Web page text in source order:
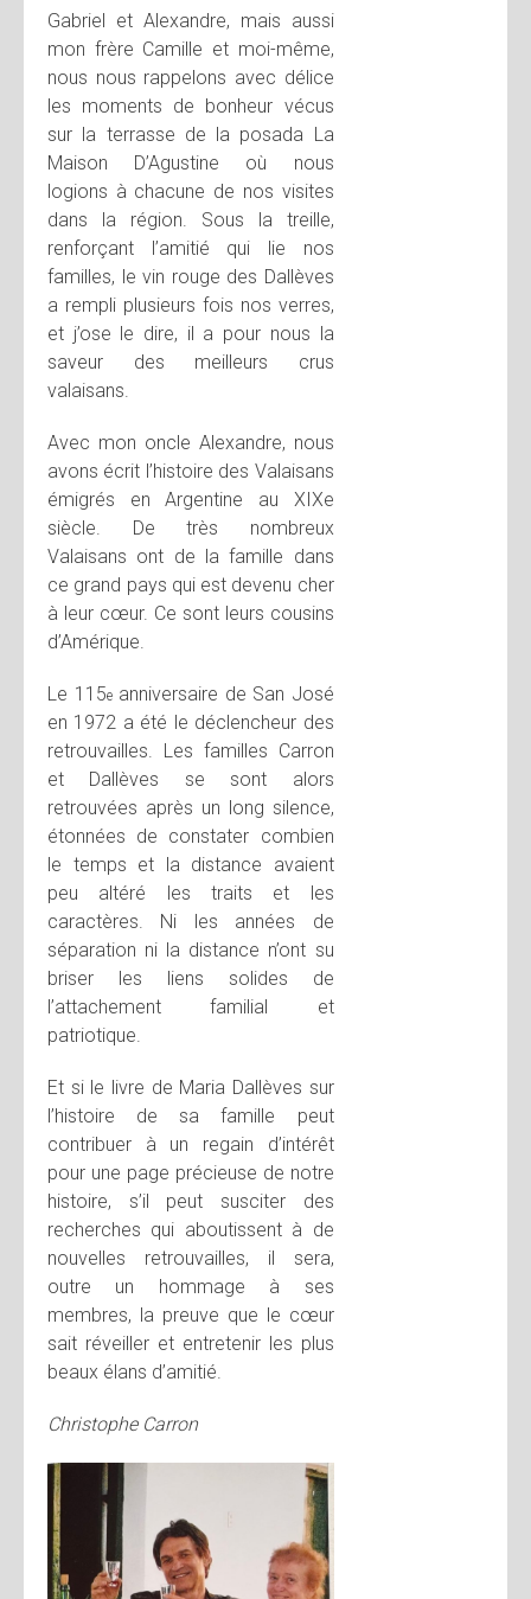
Gabriel et Alexandre, mais aussi
mon frère Camille et moi-même,
nous nous rappelons avec délice
les moments de bonheur vécus
sur la terrasse de la posada La
Maison D’Agustine où nous
logions à chacune de nos visites
dans la région. Sous la treille,
renforçant l’amitié qui lie nos
familles, le vin rouge des Dallèves
a rempli plusieurs fois nos verres,
et j’ose le dire, il a pour nous la
saveur des meilleurs crus
valaisans.
Avec mon oncle Alexandre, nous
avons écrit l’histoire des Valaisans
émigrés en Argentine au XIXe
siècle. De très nombreux
Valaisans ont de la famille dans
ce grand pays qui est devenu cher
à leur cœur. Ce sont leurs cousins
d’Amérique.
Le 115eanniversaire de San José
en 1972 a été le déclencheur des
retrouvailles. Les familles Carron
et Dallèves se sont alors
retrouvées après un long silence,
étonnées de constater combien
le temps et la distance avaient
peu altéré les traits et les
caractères. Ni les années de
séparation ni la distance n’ont su
briser les liens solides de
l’attachement familial et
patriotique.
Et si le livre de Maria Dallèves sur
l’histoire de sa famille peut
contribuer à un regain d’intérêt
pour une page précieuse de notre
histoire, s’il peut susciter des
recherches qui aboutissent à de
nouvelles retrouvailles, il sera,
outre un hommage à ses
membres, la preuve que le cœur
sait réveiller et entretenir les plus
beaux élans d’amitié.
Christophe Carron